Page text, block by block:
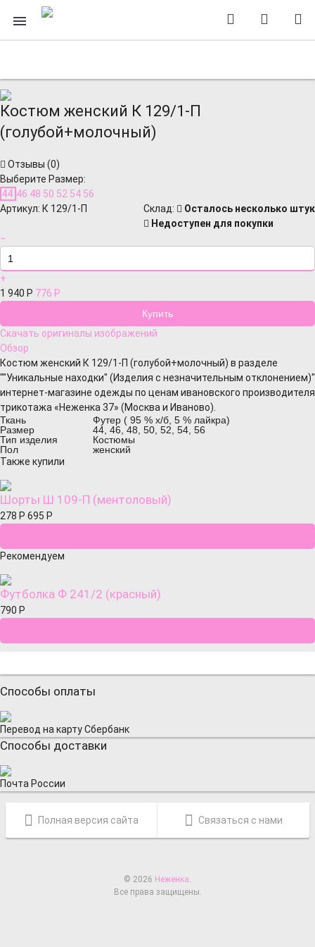
Костюм женский К 129/1-П
(голубой+молочный)
Отзывы (0)
Выберите Размер:
44 46 48 50 52 54 56
Артикул: К 129/1-П Cклад:
Осталось несколько штук
Недоступен для покупки
−
+
1 940 Р 776 Р
Скачать оригиналы изображений
Обзор
Костюм женский К 129/1-П (голубой+молочный) в разделе
""Уникальные находки" (Изделия с незначительным отклонением)"
интернет-магазине одежды по ценам ивановского производителя
трикотажа «Неженка 37» (Москва и Иваново).
Ткань
Футер ( 95 % х/б, 5 % лайкра)
Размер
44, 46, 48, 50, 52, 54, 56
Тип изделия
Костюмы
Пол
женский
Также купили
Шорты Ш 109-П (ментоловый)
278 Р 695 Р
Рекомендуем
Футболка Ф 241/2 (красный)
790 Р
Способы оплаты
Перевод на карту Сбербанк
Способы доставки
Почта России
Полная версия сайта Связаться с нами
© 2026 Неженка.
Все права защищены.